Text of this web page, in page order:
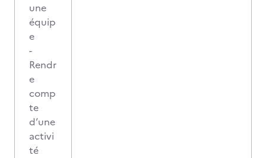
une
équip
e
-
Rendr
e
comp
te
d’une
activi
té